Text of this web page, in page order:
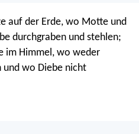
auf der Erde, wo Motte und
durchgraben und stehlen;
im Himmel, wo weder
wo Diebe nicht